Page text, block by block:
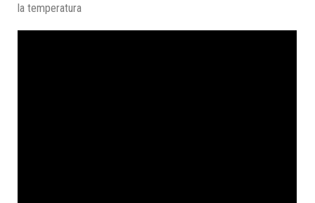
la temperatura